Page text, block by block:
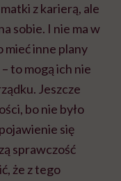
z karierą, ale
sobie. I nie ma w
mieć inne plany
to mogą ich nie
Jeszcze
bo nie było
się
sprawczość
że z tego